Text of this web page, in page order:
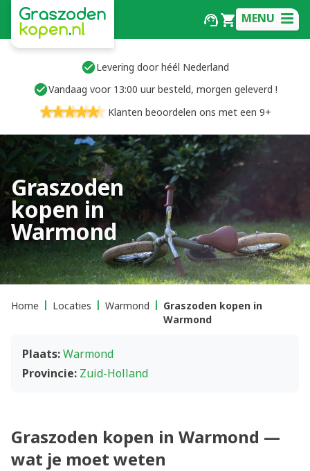
MENU
Levering door héél Nederland
Vandaag voor 13:00 uur besteld, morgen geleverd !
Klanten beoordelen ons met een 9+
Graszoden
kopen in
Warmond
Home Locaties Warmond
Graszoden kopen in
Warmond
Plaats:Warmond
Provincie: Zuid-Holland
Graszoden kopen in Warmond —
wat je moet weten